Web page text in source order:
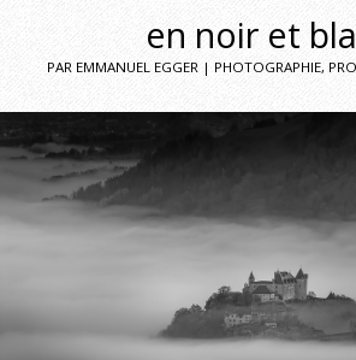
en noir et
PAR EMMANUEL EGGER | PHOTOGRAPHIE,